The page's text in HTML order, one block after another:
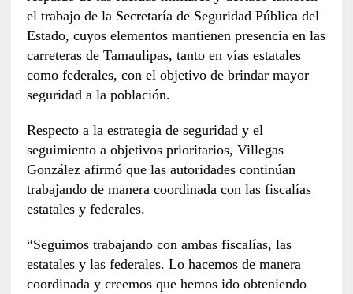
el trabajo de la Secretaría de Seguridad Pública del
Estado, cuyos elementos mantienen presencia en las
carreteras de Tamaulipas, tanto en vías estatales
como federales, con el objetivo de brindar mayor
seguridad a la población.
Respecto a la estrategia de seguridad y el
seguimiento a objetivos prioritarios, Villegas
González afirmó que las autoridades continúan
trabajando de manera coordinada con las fiscalías
estatales y federales.
“Seguimos trabajando con ambas fiscalías, las
estatales y las federales. Lo hacemos de manera
coordinada y creemos que hemos ido obteniendo